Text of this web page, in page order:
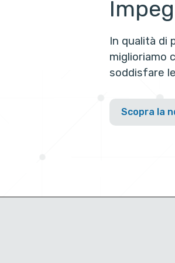
In qualità di
miglioriamo
soddisfare
Scopra la